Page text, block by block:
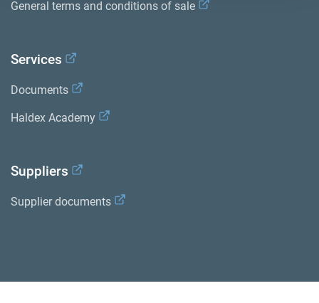
General terms and conditions of sale
Services
Documents
Haldex Academy
Suppliers
Supplier documents